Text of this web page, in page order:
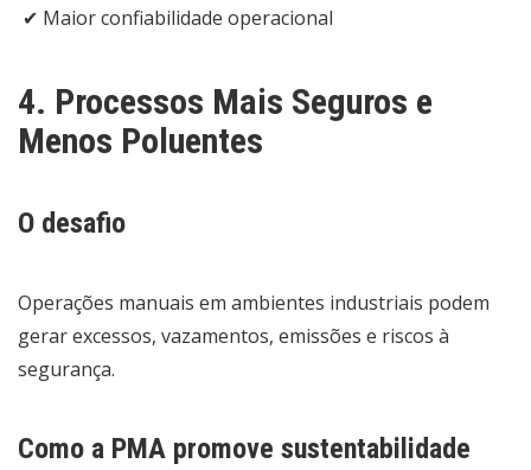
✔ Maior confiabilidade operacional
4. Processos Mais Seguros e
Menos Poluentes
O desafio
Operações manuais em ambientes industriais podem
gerar excessos, vazamentos, emissões e riscos à
segurança.
Como a PMA promove sustentabilidade